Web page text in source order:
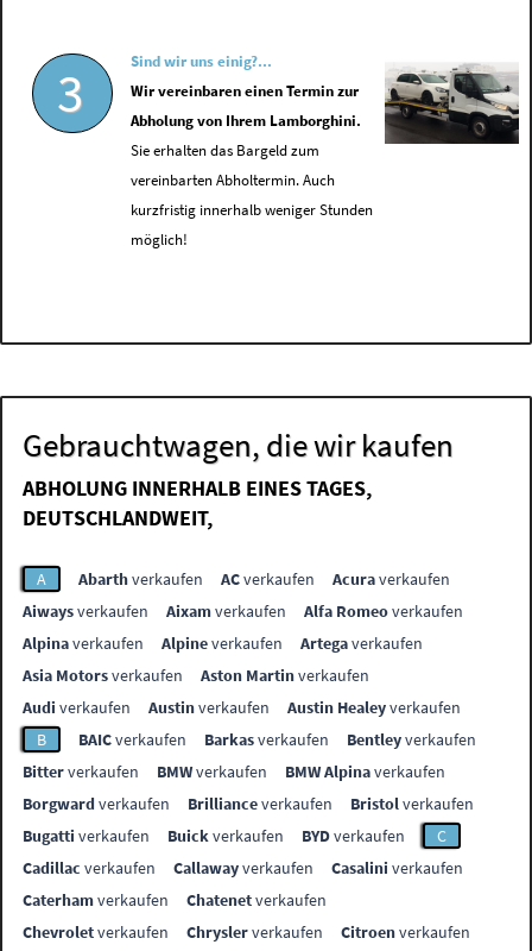
3
Sind wir uns einig?...
Wir vereinbaren einen Termin zur
Abholung von Ihrem Lamborghini.
Sie erhalten das Bargeld zum
vereinbarten Abholtermin. Auch
kurzfristig innerhalb weniger Stunden
möglich!
Gebrauchtwagen, die wir kaufen
ABHOLUNG INNERHALB EINES TAGES,
DEUTSCHLANDWEIT,
A Abarthverkaufen ACverkaufen Acuraverkaufen
Aiwaysverkaufen Aixamverkaufen Alfa Romeoverkaufen
Alpinaverkaufen Alpineverkaufen Artegaverkaufen
Asia Motorsverkaufen Aston Martinverkaufen
Audi verkaufen Austinverkaufen Austin Healeyverkaufen
B
BAICverkaufen Barkasverkaufen Bentleyverkaufen
Bitterverkaufen BMWverkaufen BMW Alpinaverkaufen
Borgwardverkaufen Brillianceverkaufen Bristolverkaufen
Bugatti verkaufen Buickverkaufen BYDverkaufen
C
Cadillac verkaufen Callawayverkaufen Casalini verkaufen
Caterhamverkaufen Chatenetverkaufen
Chevroletverkaufen Chryslerverkaufen Citroenverkaufen